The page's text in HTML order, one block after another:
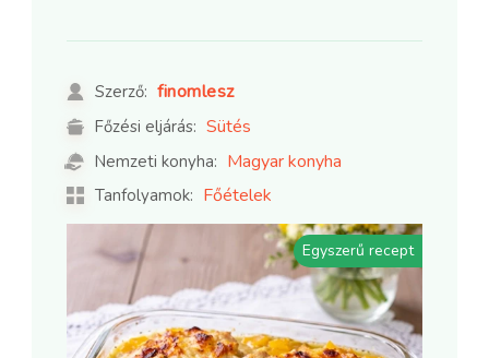
Szerző: finomlesz
Főzési eljárás: Sütés
Nemzeti konyha: Magyar konyha
Tanfolyamok: Főételek
Egyszerű recept